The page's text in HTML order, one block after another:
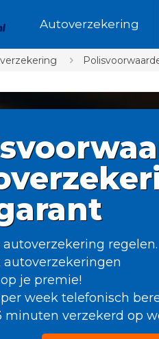
Autoverzekering
autoverzekering regelen.
autoverzekeringen
je premie!
week telefonisch
minuten verzekerd op